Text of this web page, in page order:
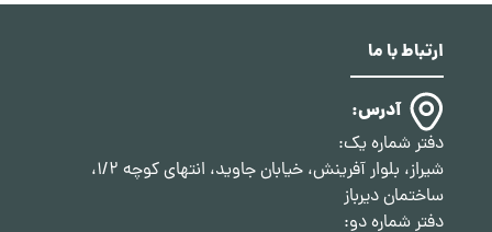
ارتباط با ما
آدرس:
دفتر شماره یک:
شیراز، بلوار آفرینش، خیابان جاوید، انتهای کوچه 1/2،
ساختمان دیرباز
دفتر شماره دو: